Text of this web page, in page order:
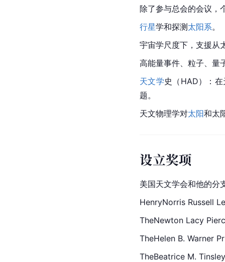
除了参与总会的会议，
行星学和探测太阳系。
宇宙学尺度下，支援从
高能量事件、粒子、量
天文学史（HAD）：
题。
天文物理学对太阳和太
设立奖项
美国天文学会和他的分
HenryNorris Russell
TheNewton Lacy
TheHelen B. Warner
TheBeatrice M.